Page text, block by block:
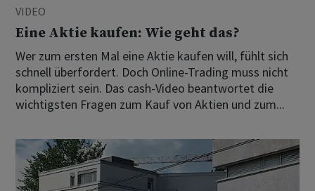
VIDEO
Eine Aktie kaufen: Wie geht das?
Wer zum ersten Mal eine Aktie kaufen will, fühlt sich
schnell überfordert. Doch Online-Trading muss nicht
kompliziert sein. Das cash-Video beantwortet die
wichtigsten Fragen zum Kauf von Aktien und zum...